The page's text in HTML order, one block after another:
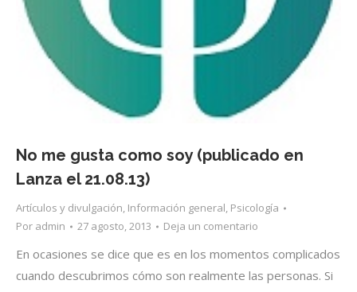
No me gusta como soy (publicado en
Lanza el 21.08.13)
Artículos y divulgación, Información general, Psicología
Por admin 27 agosto, 2013 Deja un comentario
En ocasiones se dice que es en los momentos complicados
cuando descubrimos cómo son realmente las personas. Si